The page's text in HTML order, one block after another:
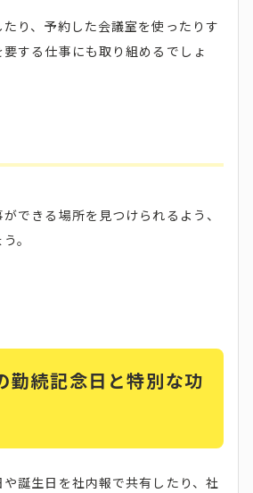
り、予約した会議室を使ったりす
する仕事にも取り組めるでしょ
できる場所を見つけられるよう、
。
勤続記念日と特別な功
誕生日を社内報で共有したり、社